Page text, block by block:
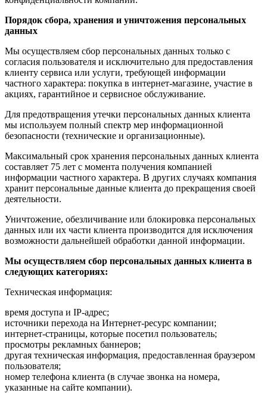
Порядок сбора, хранения и уничтожения персональных
данных
Мы осуществляем сбор персональных данных только с
согласия пользователя и исключительно для предоставления
клиенту сервиса или услуги, требующей информации
частного характера: покупка в интернет-магазине, участие в
акциях, гарантийное и сервисное обслуживание.
Для предотвращения утечки персональных данных клиента
мы используем полный спектр мер информационной
безопасности (технические и организационные).
Максимальный срок хранения персональных данных клиента
составляет 75 лет с момента получения компанией
информации частного характера. В других случаях компания
хранит персональные данные клиента до прекращения своей
деятельности.
Уничтожение, обезличивание или блокировка персональных
данных или их части клиента производится для исключения
возможности дальнейшей обработки данной информации.
Мы осуществляем сбор персональных данных клиента в
следующих категориях:
Техническая информация:
время доступа и IP-адрес;
источники перехода на Интернет-ресурс компании;
интернет-страницы, которые посетил пользователь;
просмотры рекламных баннеров;
другая техническая информация, предоставленная браузером
пользователя;
номер телефона клиента (в случае звонка на номера,
указанные на сайте компании).